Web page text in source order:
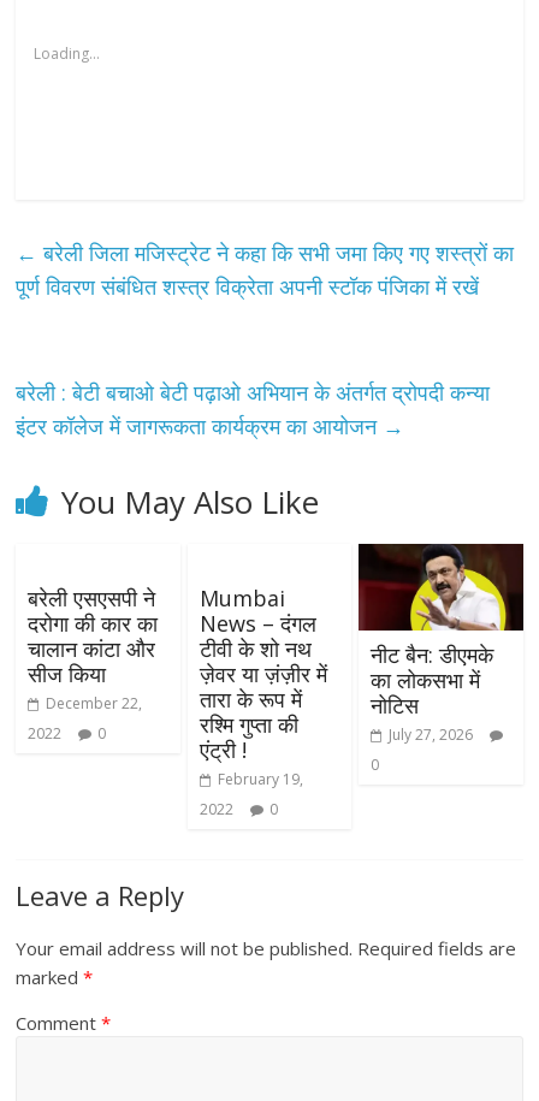
Loading...
← बरेली जिला मजिस्ट्रेट ने कहा कि सभी जमा किए गए शस्त्रों का
पूर्ण विवरण संबंधित शस्त्र विक्रेता अपनी स्टॉक पंजिका में रखें
बरेली : बेटी बचाओ बेटी पढ़ाओ अभियान के अंतर्गत द्रोपदी कन्या
इंटर कॉलेज में जागरूकता कार्यक्रम का आयोजन →
You May Also Like
बरेली एसएसपी ने
दरोगा की कार का
चालान कांटा और
सीज किया
December 22,
2022
0
Mumbai
News – दंगल
टीवी के शो नथ
ज़ेवर या ज़ंज़ीर में
तारा के रूप में
रश्मि गुप्ता की
एंट्री !
February 19,
2022
0
नीट बैन: डीएमके
का लोकसभा में
नोटिस
July 27, 2026
0
Leave a Reply
Your email address will not be published. Required fields are
marked*
Comment*